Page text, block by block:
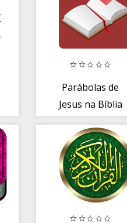
Parábolas de
Jesus na Bíblia